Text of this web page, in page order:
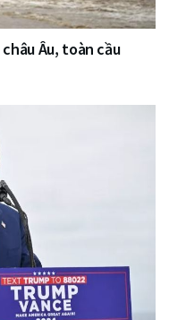
Âu, toàn cầu